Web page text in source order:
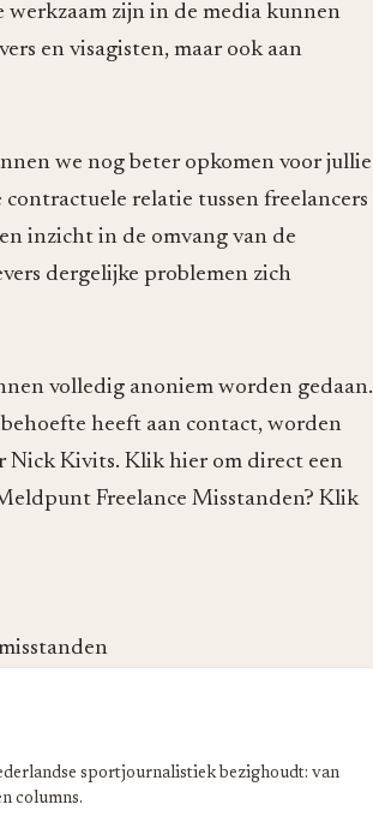
werkzaam zijn in de media kunnen
en visagisten, maar ook aan
we nog beter opkomen voor jullie
relatie tussen freelancers
inzicht in de omvang van de
dergelijke problemen zich
volledig anoniem worden gedaan.
heeft aan contact, worden
Nick Kivits. Klik hier om direct een
Freelance Misstanden? Klik
sportjournalistiek bezighoudt: van
columns.